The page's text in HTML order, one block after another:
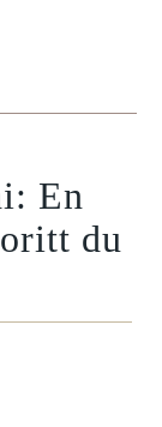
En
du